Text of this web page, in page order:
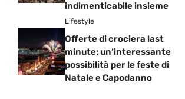
indimenticabile insieme
Lifestyle
Offerte di crociera last
minute: un’interessante
possibilità per le feste di
Natale e Capodanno